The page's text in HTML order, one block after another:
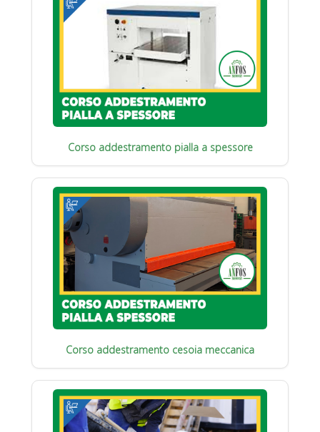
Corso addestramento pialla a spessore
Corso addestramento cesoia meccanica